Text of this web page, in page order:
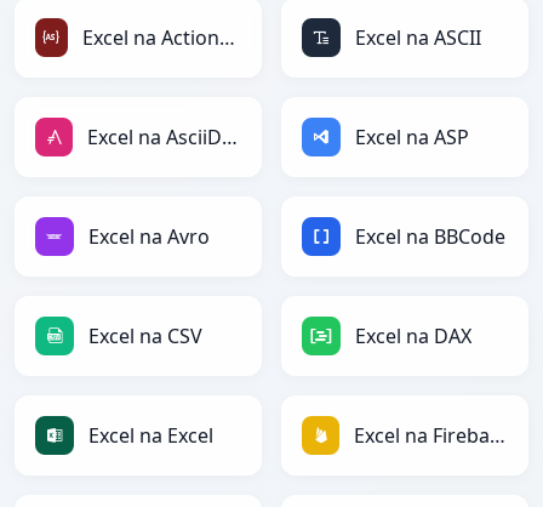
Excel na ActionScript Excel na ASCII
Excel na AsciiDoc Excel na ASP
Excel na Avro Excel na BBCode
Excel na CSV Excel na DAX
Excel na Excel Excel na Firebase